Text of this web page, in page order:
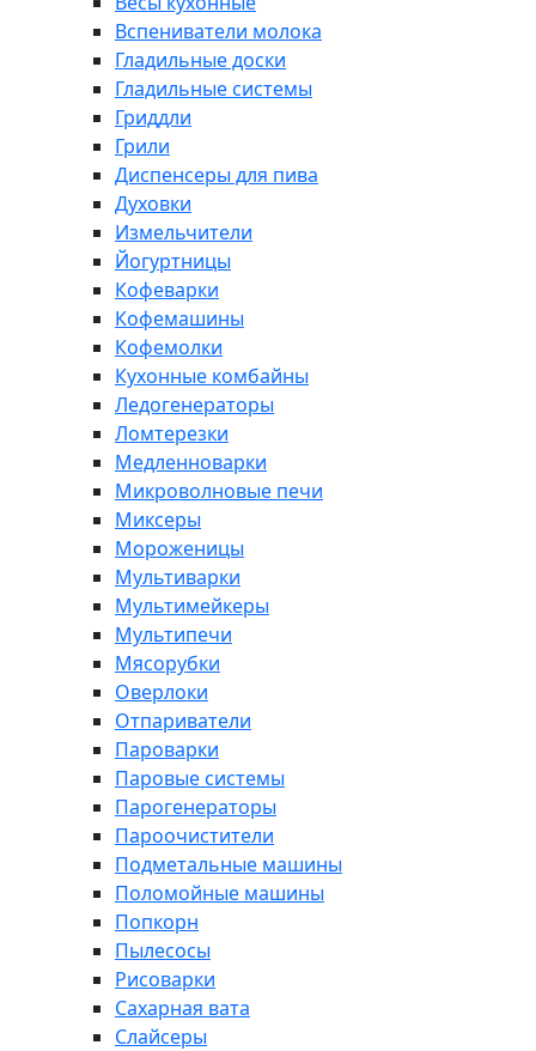
Вспениватели молока
Гладильные доски
Гладильные системы
Гриддли
Грили
Диспенсеры для пива
Духовки
Измельчители
Йогуртницы
Кофеварки
Кофемашины
Кофемолки
Кухонные комбайны
Ледогенераторы
Ломтерезки
Медленноварки
Микроволновые печи
Миксеры
Мороженицы
Мультиварки
Мультимейкеры
Мультипечи
Мясорубки
Оверлоки
Отпариватели
Пароварки
Паровые системы
Парогенераторы
Пароочистители
Подметальные машины
Поломойные машины
Попкорн
Пылесосы
Рисоварки
Сахарная вата
Слайсеры